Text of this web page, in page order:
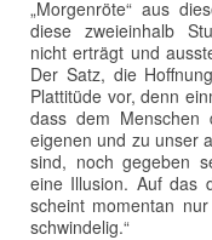
„Morgenröte“ aus
diese zweieinhalb
nicht erträgt und
Der Satz, die
Plattitüde vor, denn
dass dem Menschen
eigenen und zu unser
sind, noch gegeben
eine Illusion. Auf das
scheint momentan
schwindelig.“